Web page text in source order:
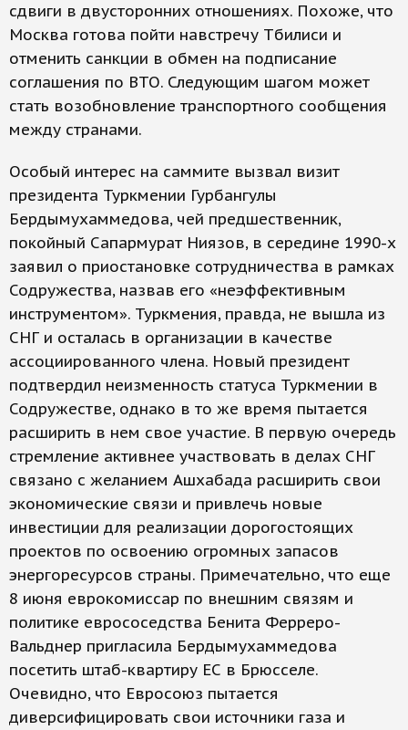
сдвиги в дву­сторонних отношениях. Похоже, что
Москва готова пойти навстречу Тбилиси и
отменить санкции в обмен на подписание
соглашения по ВТО. Следующим шагом может
стать возобновление транспортного сообщения
между странами.
Особый интерес на саммите вызвал визит
президента Туркмении Гурбангулы
Бердымухаммедова, чей предшественник,
покойный Сапармурат Ниязов, в середине 1990-х
заявил о приостановке сотрудничества в рамках
Содружества, назвав его «неэффективным
инструментом». Туркмения, правда, не вышла из
СНГ и осталась в организации в качестве
ассоциированного члена. Новый президент
подтвердил неизменность статуса Туркмении в
Содружестве, однако в то же время пытается
расширить в нем свое участие. В первую очередь
стремление активнее участвовать в делах СНГ
связано с желанием Ашхабада расширить свои
экономические связи и привлечь новые
инвестиции для реализации дорогостоящих
проектов по освоению огромных запасов
энергоресурсов страны. Примечательно, что еще
8 июня еврокомиссар по внешним связям и
политике еврососедства Бенита Ферреро-
Вальднер пригласила Бердымухаммедова
посетить штаб-квартиру ЕС в Брюсселе.
Очевидно, что Евросоюз пытается
диверсифицировать свои источники газа и